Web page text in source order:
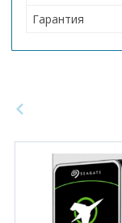
Гарантия